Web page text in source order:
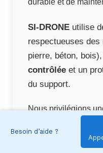
Besoin d’aide ?
SI-DRONEutilise
respectueuses
pierre, béton,
contrôléeet un
du support.
Nous privilégions
SI-DRONE